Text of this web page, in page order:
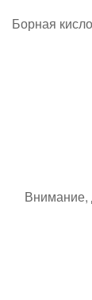
Борная
Внимание,